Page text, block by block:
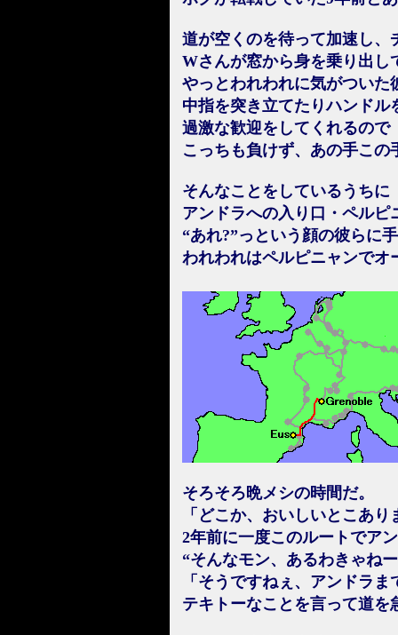
道が空くのを待って加速し、
Wさんが窓から身を乗り出し
やっとわれわれに気がついた
中指を突き立てたりハンドル
過激な歓迎をしてくれるので
こっちも負けず、あの手この
そんなことをしているうちに
アンドラへの入り口・ペルピ
“あれ?”っという顔の彼らに
われわれはペルピニャンでオ
そろそろ晩メシの時間だ。
「どこか、おいしいとこあ
2年前に一度このルートでア
“そんなモン、あるわきゃね
「そうですねぇ、アンドラ
テキトーなことを言って道を